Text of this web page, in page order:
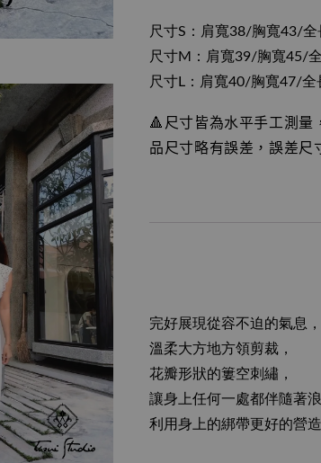
尺寸S：肩寬38/胸寬43/全
尺寸M：肩寬39/胸寬45/
尺寸L：肩寬40/胸寬47/全
🔺尺寸皆為水平手工測
品尺寸略有誤差，誤差
完好展現從容不迫的氣息，
溫柔大方地方領剪裁，
花瓣形狀的簍空刺繡，
讓身上任何一處都伴隨著浪
利用身上的綁帶更好的營